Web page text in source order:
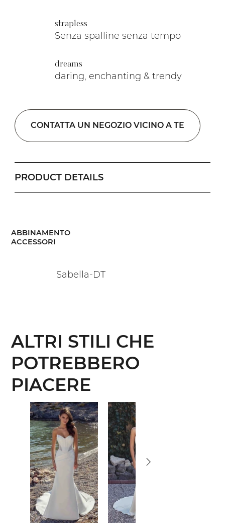
strapless
Senza spalline senza tempo
dreams
daring, enchanting & trendy
CONTATTA UN NEGOZIO VICINO A TE
PRODUCT DETAILS
ABBINAMENTO
ACCESSORI
Sabella-DT
ALTRI STILI CHE
POTREBBERO
PIACERE